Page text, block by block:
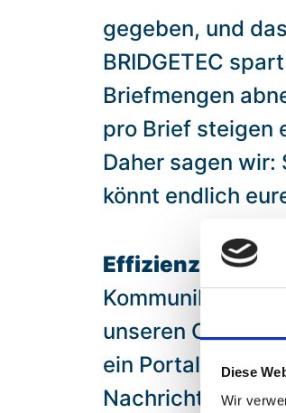
Diese
Wir
gegeben, und
BRIDGETEC
Briefmengen
pro Brief steigen
Daher sagen wir:
könnt endlich
Effizienz durch
Kommunikation
unseren Omni-
ein Portal oder
Nachricht